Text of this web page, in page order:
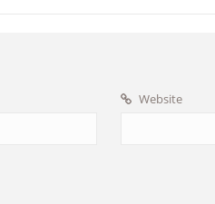
Website